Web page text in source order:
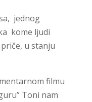
jednog
kome ljudi
u stanju
filmu
Toni nam